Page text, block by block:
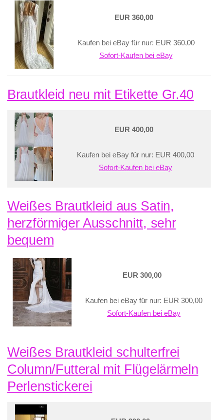
EUR 360,00
Kaufen bei eBay für nur: EUR 360,00
Sofort-Kaufen bei eBay
Brautkleid neu mit Etikette Gr.40
EUR 400,00
Kaufen bei eBay für nur: EUR 400,00
Sofort-Kaufen bei eBay
Weißes Brautkleid aus Satin,
herzförmiger Ausschnitt, sehr
bequem
EUR 300,00
Kaufen bei eBay für nur: EUR 300,00
Sofort-Kaufen bei eBay
Weißes Brautkleid schulterfrei
Column/Futteral mit Flügelärmeln
Perlenstickerei